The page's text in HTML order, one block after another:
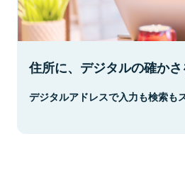
住所に、デジタルの確かさ
デジタルアドレスで入力も検索も